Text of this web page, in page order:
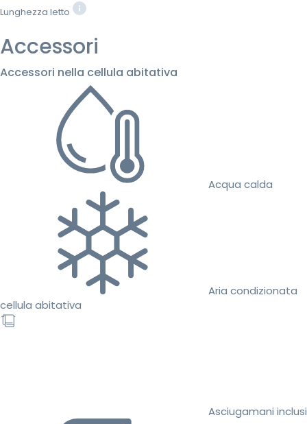
Lunghezza letto
Accessori
Accessori nella cellula abitativa
Acqua calda
Aria condizionata
cellula abitativa
Asciugamani inclusi